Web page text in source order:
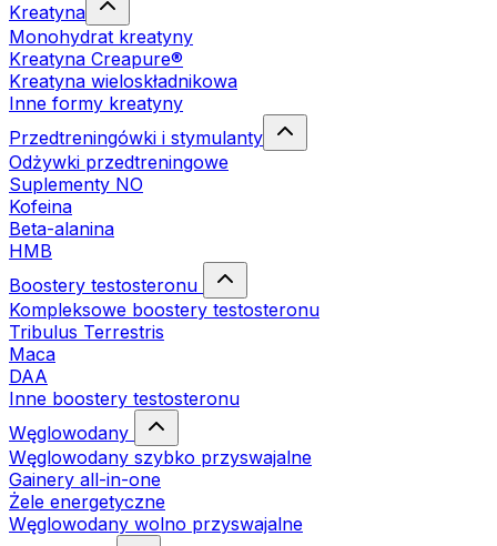
Kreatyna
Monohydrat kreatyny
Kreatyna Creapure®
Kreatyna wieloskładnikowa
Inne formy kreatyny
Przedtreningówki i stymulanty
Odżywki przedtreningowe
Suplementy NO
Kofeina
Beta-alanina
HMB
Boostery testosteronu
Kompleksowe boostery testosteronu
Tribulus Terrestris
Maca
DAA
Inne boostery testosteronu
Węglowodany
Węglowodany szybko przyswajalne
Gainery all-in-one
Żele energetyczne
Węglowodany wolno przyswajalne